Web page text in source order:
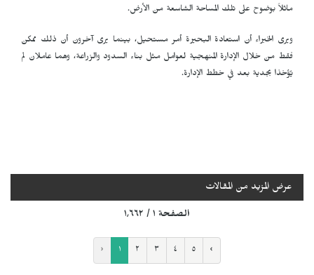
ماثلاً بوضوح على تلك المساحة الشاسعة من الأرض.
ويرى الخبراء أن استعادة البحيرة أمر مستحيل، بينما يرى آخرون أن ذلك ممكن
فقط من خلال الإدارة المنهجية لعوامل مثل بناء السدود والزراعة، وهما عاملان لم
يُؤخذا بجدية بعد في خطط الإدارة.
عرض المزيد من المقالات
الصفحة ١ / ١٬٦٦٢
‹ ١ ٢ ٣ ٤ ٥ ›